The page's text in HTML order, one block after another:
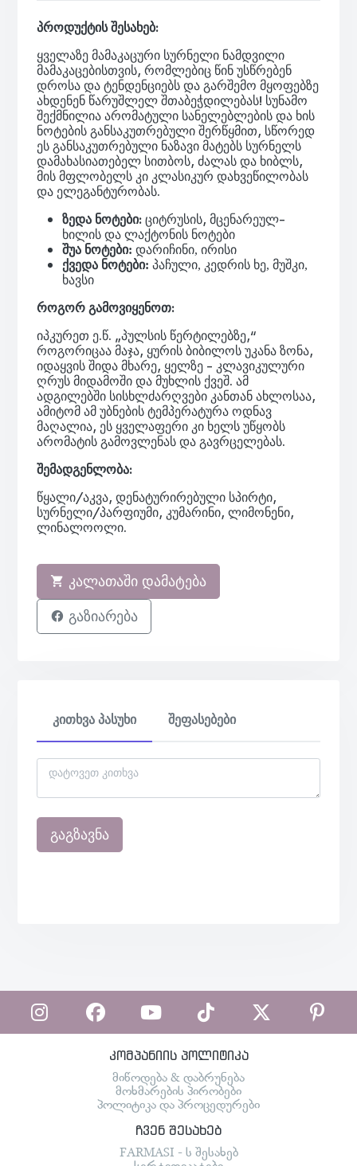
პროდუქტის შესახებ:
ყველაზე მამაკაცური სურნელი ნამდვილი
მამაკაცებისთვის, რომლებიც წინ უსწრებენ
დროსა და ტენდენციებს და გარშემო მყოფებზე
ახდენენ წარუშლელ შთაბეჭდილებას! სუნამო
შექმნილია არომატული სანელებლების და ხის
ნოტების განსაკუთრებული შერწყმით, სწორედ
ეს განსაკუთრებული ნაზავი მატებს სურნელს
დამახასიათებელ სითბოს, ძალას და ხიბლს,
მის მფლობელს კი კლასიკურ დახვეწილობას
და ელეგანტურობას.
ზედა ნოტები:ციტრუსის, მცენარეულ-
ხილის და ლაქტონის ნოტები
შუა ნოტები: დარიჩინი, ირისი
ქვედა ნოტები: პაჩული, კედრის ხე, მუშკი,
ხავსი
როგორ გამოვიყენოთ:
იპკურეთ ე.წ. „პულსის წერტილებზე,“
როგორიცაა მაჯა, ყურის ბიბილოს უკანა ზონა,
იდაყვის შიდა მხარე, ყელზე - კლავიკულური
ღრუს მიდამოში და მუხლის ქვეშ. ამ
ადგილებში სისხლძარღვები კანთან ახლოსაა,
ამიტომ ამ უბნების ტემპერატურა ოდნავ
მაღალია, ეს ყველაფერი კი ხელს უწყობს
არომატის გამოვლენას და გავრცელებას.
შემადგენლობა:
წყალი/აკვა, დენატურირებული სპირტი,
სურნელი/პარფიუმი, კუმარინი, ლიმონენი,
ლინალოოლი.
კალათაში დამატება
გაზიარება
კითხვა პასუხი შეფასებები
გაგზავნა
კომპანიის პოლიტიკა
მიწოდება & დაბრუნება
მოხმარების პირობები
პოლიტიკა და პროცედურები
ჩვენ შესახებ
FARMASI - ს შესახებ